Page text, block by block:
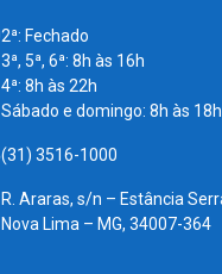
2ª: Fechado
3ª, 5ª, 6ª: 8h às 16h
4ª: 8h às 22h
Sábado e domingo: 8h às 18h
(31) 3516-1000
R. Araras, s/n – Estância
Nova Lima – MG, 34007-364